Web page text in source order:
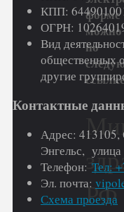
форме
можно
по
РФ
КПП:
ОГРН:
Вид
общественных
другие
Контактные
Адрес: 413105,
Энгельс,
Телефон: Тел:
Эл. почта:
Схема проезда